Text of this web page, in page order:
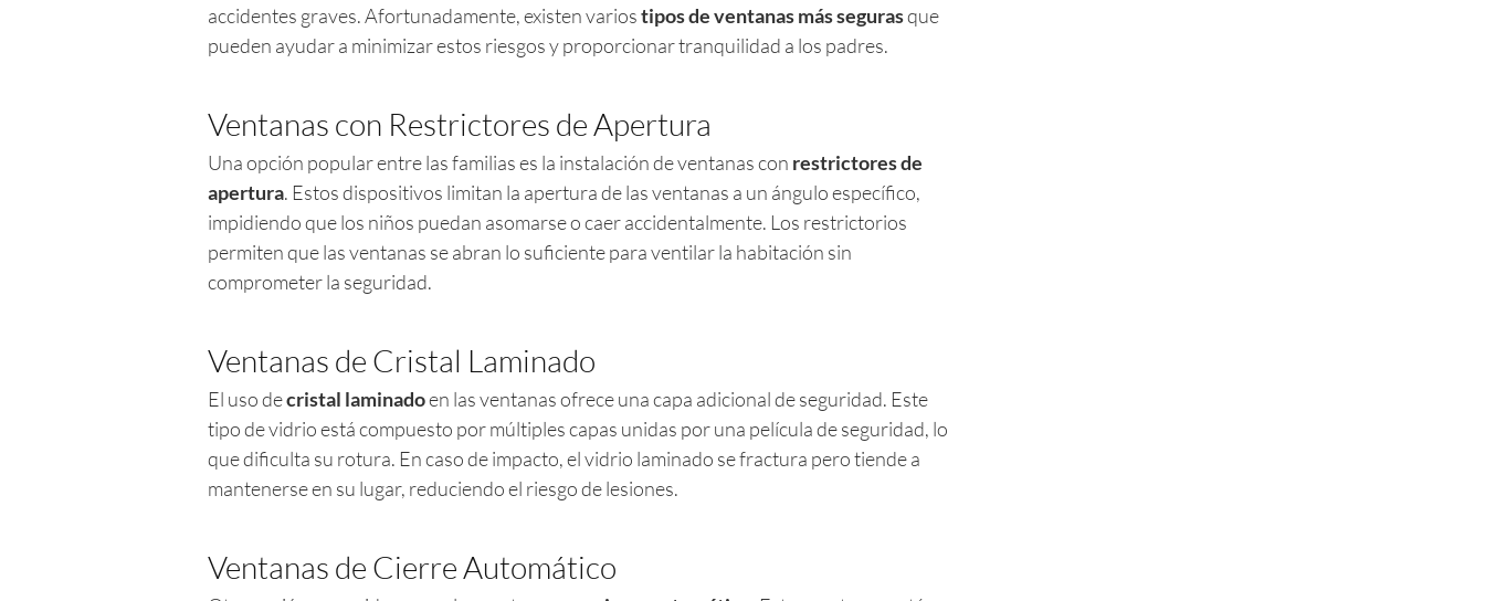
accidentes graves. Afortunadamente, existen variostipos de ventanas más segurasque
pueden ayudar a minimizar estos riesgos y proporcionar tranquilidad a los padres.
Ventanas con Restrictores de Apertura
Una opción popular entre las familias es la instalación de ventanas con restrictores de
apertura. Estos dispositivos limitan la apertura de las ventanas a un ángulo específico,
impidiendo que los niños puedan asomarse o caer accidentalmente. Los restrictorios
permiten que las ventanas se abran lo suficiente para ventilar la habitación sin
comprometer la seguridad.
Ventanas de Cristal Laminado
El uso decristal laminadoen las ventanas ofrece una capa adicional de seguridad. Este
tipo de vidrio está compuesto por múltiples capas unidas por una película de seguridad, lo
que dificulta su rotura. En caso de impacto, el vidrio laminado se fractura pero tiende a
mantenerse en su lugar, reduciendo el riesgo de lesiones.
Ventanas de Cierre Automático